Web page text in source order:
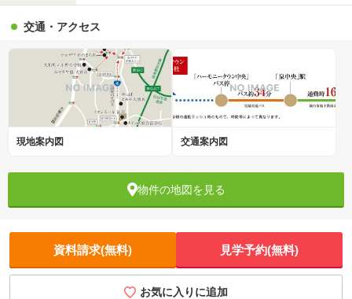
交通・アクセス
現地案内図 交通案内図
物件の地図を見る
資料請求(無料) 見学予約(無料)
お気に入りに追加